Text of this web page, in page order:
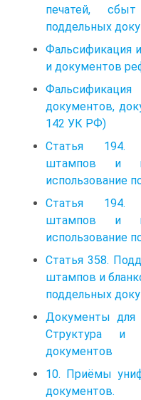
печатей,
поддельных
Фальсификация
и документов
документов,
142 УК РФ)
Статья 194.
штампов и
использование
Статья 194.
штампов и
использование
Статья 358.
штампов и
поддельных
Документы для
Структура и
документов
10. Приёмы